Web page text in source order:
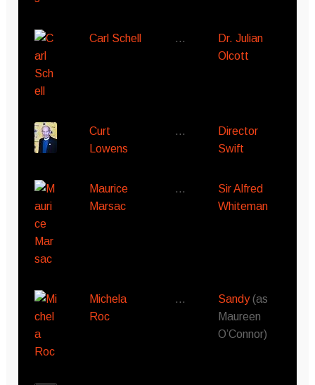
Carl Schell …
Dr. Julian
Olcott
Curt
Lowens
…
Director
Swift
Maurice
Marsac
…
Sir Alfred
Whiteman
Michela
Roc
… Sandy(as
Maureen
O’Connor)